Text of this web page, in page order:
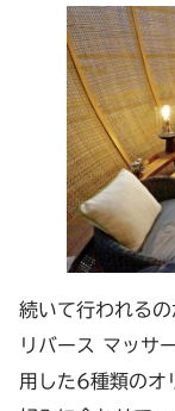
続いて行われる
リバース マッサ
用した6種類のオ